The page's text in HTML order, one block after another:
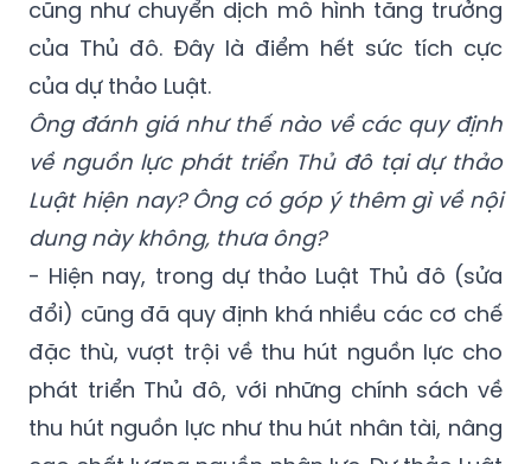
của dự thảo Luật.
Ông đánh giá như thế nào về các quy định
về nguồn lực phát triển Thủ đô tại dự thảo
Luật hiện nay? Ông có góp ý thêm gì về nội
dung này không, thưa ông?
- Hiện nay, trong dự thảo Luật Thủ đô (sửa
đổi) cũng đã quy định khá nhiều các cơ chế
đặc thù, vượt trội về thu hút nguồn lực cho
phát triển Thủ đô, với những chính sách về
thu hút nguồn lực như thu hút nhân tài, nâng
cao chất lượng nguồn nhân lực. Dự thảo Luật
cũng có những cơ chế rất mới như nhấn